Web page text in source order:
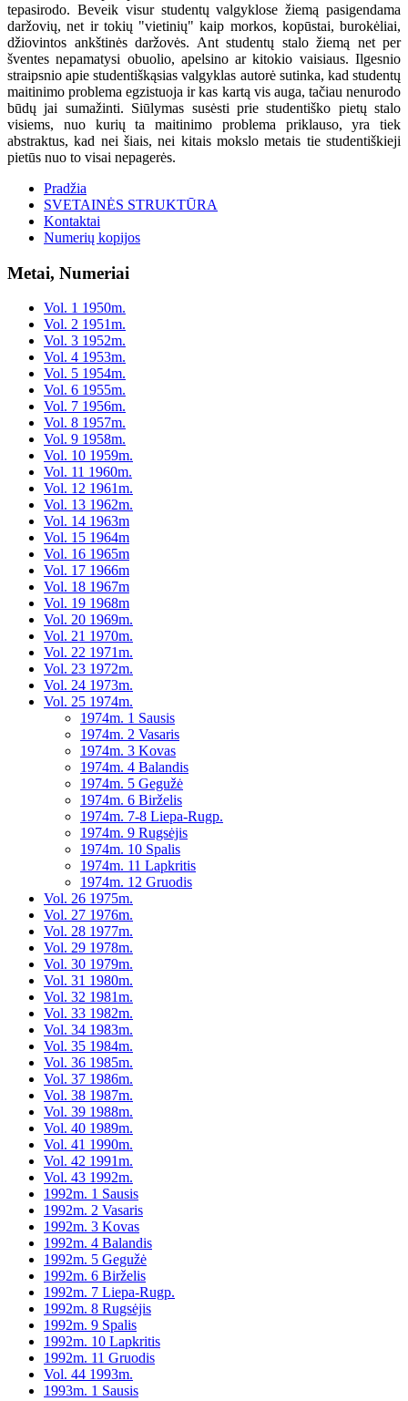
tepasirodo. Beveik visur studentų valgyklose žiemą pasigendama
daržovių, net ir tokių "vietinių" kaip morkos, kopūstai, burokėliai,
džiovintos ankštinės daržovės. Ant studentų stalo žiemą net per
šventes nepamatysi obuolio, apelsino ar kitokio vaisiaus. Ilgesnio
straipsnio apie studentiškąsias valgyklas autorė sutinka, kad studentų
maitinimo problema egzistuoja ir kas kartą vis auga, tačiau nenurodo
būdų jai sumažinti. Siūlymas susėsti prie studentiško pietų stalo
visiems, nuo kurių ta maitinimo problema priklauso, yra tiek
abstraktus, kad nei šiais, nei kitais mokslo metais tie studentiškieji
pietūs nuo to visai nepagerės.
Pradžia
SVETAINĖS STRUKTŪRA
Kontaktai
Numerių kopijos
Metai, Numeriai
Vol. 1 1950m.
Vol. 2 1951m.
Vol. 3 1952m.
Vol. 4 1953m.
Vol. 5 1954m.
Vol. 6 1955m.
Vol. 7 1956m.
Vol. 8 1957m.
Vol. 9 1958m.
Vol. 10 1959m.
Vol. 11 1960m.
Vol. 12 1961m.
Vol. 13 1962m.
Vol. 14 1963m
Vol. 15 1964m
Vol. 16 1965m
Vol. 17 1966m
Vol. 18 1967m
Vol. 19 1968m
Vol. 20 1969m.
Vol. 21 1970m.
Vol. 22 1971m.
Vol. 23 1972m.
Vol. 24 1973m.
Vol. 25 1974m.
1974m. 1 Sausis
1974m. 2 Vasaris
1974m. 3 Kovas
1974m. 4 Balandis
1974m. 5 Gegužė
1974m. 6 Birželis
1974m. 7-8 Liepa-Rugp.
1974m. 9 Rugsėjis
1974m. 10 Spalis
1974m. 11 Lapkritis
1974m. 12 Gruodis
Vol. 26 1975m.
Vol. 27 1976m.
Vol. 28 1977m.
Vol. 29 1978m.
Vol. 30 1979m.
Vol. 31 1980m.
Vol. 32 1981m.
Vol. 33 1982m.
Vol. 34 1983m.
Vol. 35 1984m.
Vol. 36 1985m.
Vol. 37 1986m.
Vol. 38 1987m.
Vol. 39 1988m.
Vol. 40 1989m.
Vol. 41 1990m.
Vol. 42 1991m.
Vol. 43 1992m.
1992m. 1 Sausis
1992m. 2 Vasaris
1992m. 3 Kovas
1992m. 4 Balandis
1992m. 5 Gegužė
1992m. 6 Birželis
1992m. 7 Liepa-Rugp.
1992m. 8 Rugsėjis
1992m. 9 Spalis
1992m. 10 Lapkritis
1992m. 11 Gruodis
Vol. 44 1993m.
1993m. 1 Sausis